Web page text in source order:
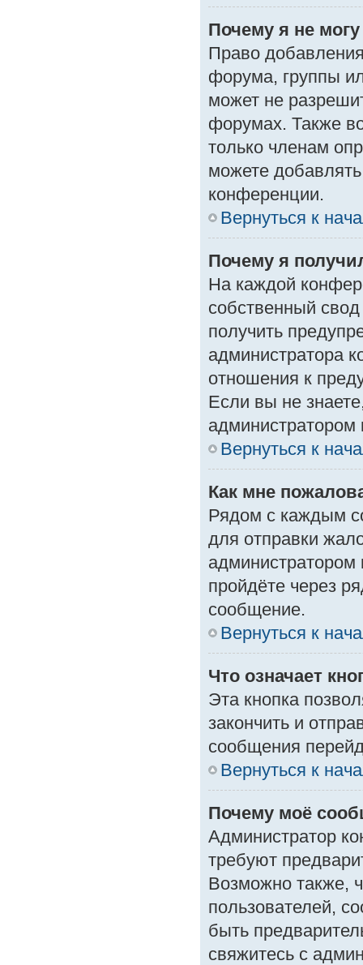
Почему я не
Право
форума, группы
может не
форумах. Также
только членам
можете
конференции.
Вернуться к
Почему я
На каждой
собственный
получить
администратора
отношения к
Если вы не
Вернуться к
Как мне
Рядом с каждым
для отправки
пройдёте через
сообщение.
Вернуться к
Что означает
Эта кнопка
закончить и
сообщения
Вернуться к
Почему моё
Администратор
требуют
Возможно также,
пользователей,
быть
свяжитесь с